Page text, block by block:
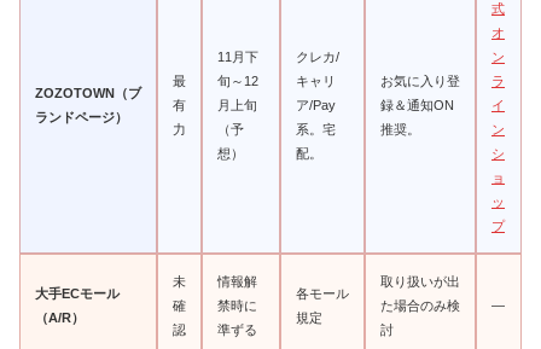
ZOZOTOWN（ブ
ランドページ）
最
有
力
11月下
旬～12
月上旬
（予
想）
クレカ/
キャリ
ア/Pay
系。宅
配。
お気に入り登
録＆通知ON
推奨。
式
オ
ン
ラ
イ
ン
シ
ョ
ッ
プ
大手ECモール
（A/R）
未
確
認
情報解
禁時に
準ずる
各モール
規定
取り扱いが出
た場合のみ検
討
—